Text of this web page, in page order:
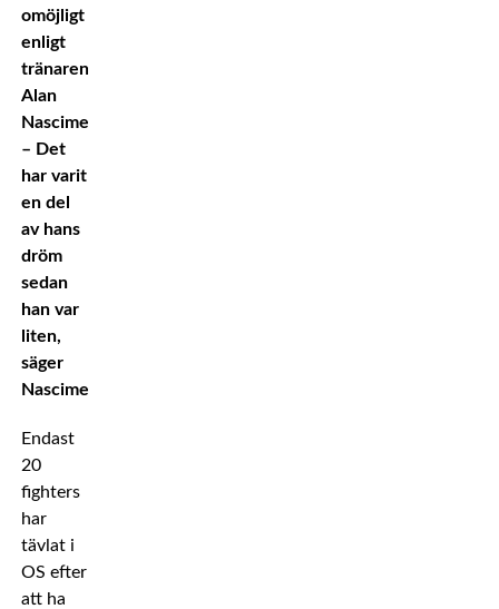
omöjligt
enligt
tränaren
Alan
Nascimento.
– Det
har varit
en del
av hans
dröm
sedan
han var
liten,
säger
Nascimento.
Endast
20
fighters
har
tävlat i
OS efter
att ha